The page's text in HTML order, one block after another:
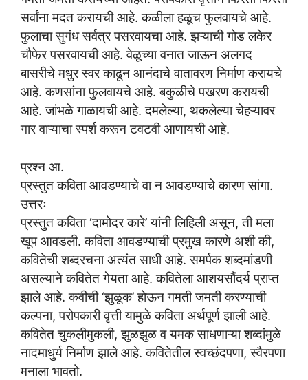
सर्वांना मदत करायची आहे. कळीला हळूच फुलवायचे आहे.
फुलाचा सुगंध सर्वत्र पसरवायचा आहे. झऱ्याची गोड लकेर
चौफेर पसरवायची आहे. वेळूच्या वनात जाऊन अलगद
बासरीचे मधुर स्वर काढून आनंदाचे वातावरण निर्माण करायचे
आहे. कणसांना फुलवायचे आहे. बकुळीचे पखरण करायची
आहे. जांभळे गाळायची आहे. दमलेल्या, थकलेल्या चेहऱ्यावर
गार वाऱ्याचा स्पर्श करून टवटवी आणायची आहे.
प्रश्न आ.
प्रस्तुत कविता आवडण्याचे वा न आवडण्याचे कारण सांगा.
उत्तरः
प्रस्तुत कविता ‘दामोदर कारे’ यांनी लिहिली असून, ती मला
खूप आवडली. कविता आवडण्याची प्रमुख कारणे अशी की,
कवितेची शब्दरचना अत्यंत साधी आहे. समर्पक शब्दमांडणी
असल्याने कवितेत गेयता आहे. कवितेला आशयसौंदर्य प्राप्त
झाले आहे. कवीची ‘झुळूक’ होऊन गमती जमती करण्याची
कल्पना, परोपकारी वृत्ती यामुळे कविता अर्थपूर्ण झाली आहे.
कवितेत चुकलीमुकली, झुळझुळ व यमक साधणाऱ्या शब्दांमुळे
नादमाधुर्य निर्माण झाले आहे. कवितेतील स्वच्छंदपणा, स्वैरपणा
मनाला भावतो.